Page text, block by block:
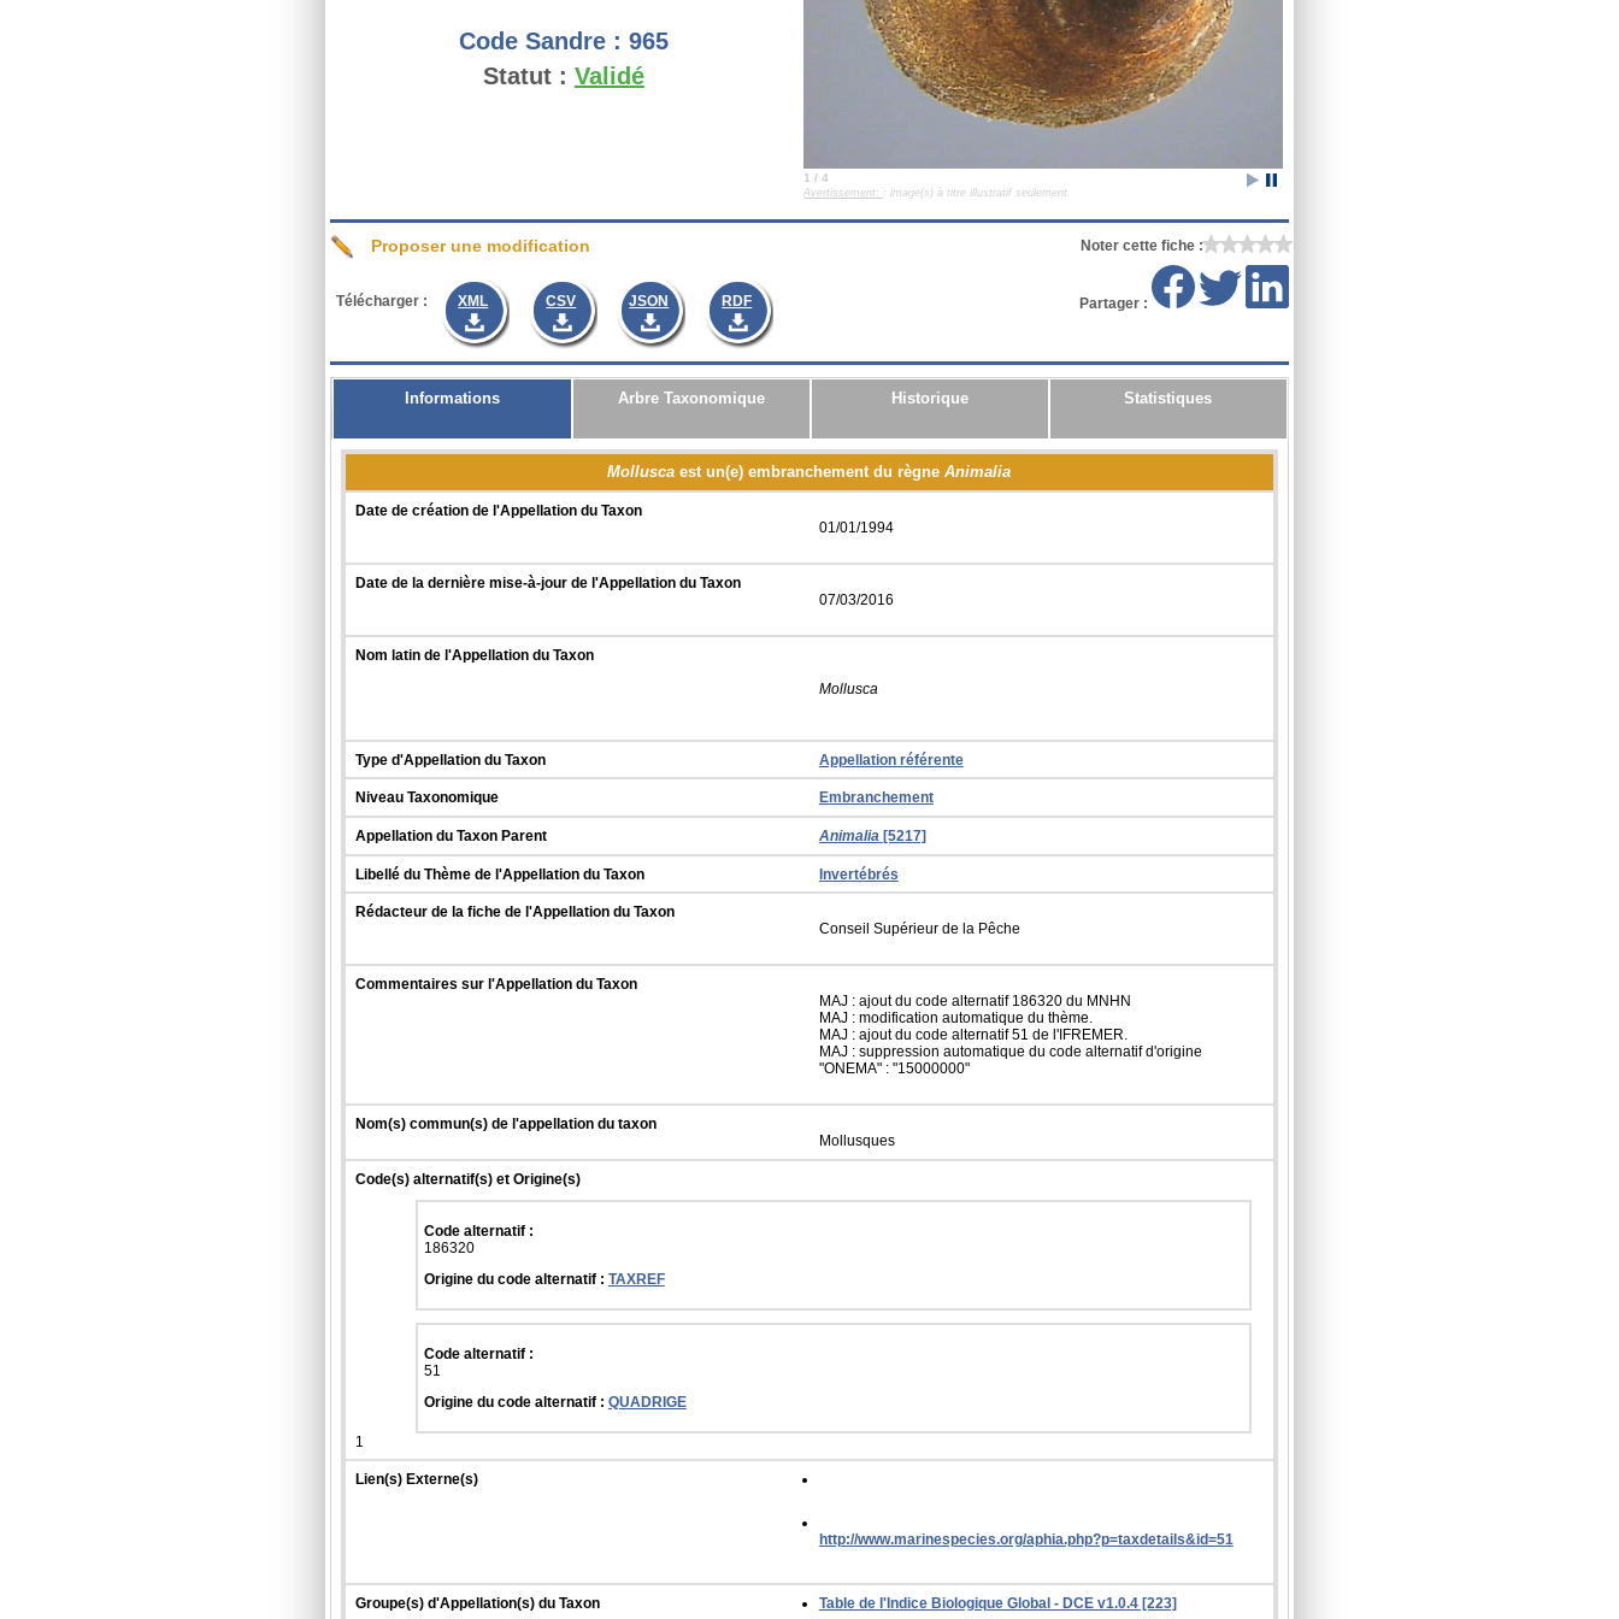
Code Sandre : 965
Statut : Validé
1 / 4
Avertissement: : image(s) à titre illustratif seulement.
Proposer une modification Noter cette fiche :
Partager :
Télécharger : XML CSV JSON RDF
Informations Arbre Taxonomique Historique Statistiques
Molluscaest un(e) embranchement du règneAnimalia
Date de création de l'Appellation du Taxon
01/01/1994
Date de la dernière mise-à-jour de l'Appellation du Taxon
07/03/2016
Nom latin de l'Appellation du Taxon
Mollusca
Type d'Appellation du Taxon Appellation référente
Niveau Taxonomique Embranchement
Appellation du Taxon Parent Animalia [5217]
Libellé du Thème de l'Appellation du Taxon Invertébrés
Rédacteur de la fiche de l'Appellation du Taxon
Conseil Supérieur de la Pêche
Commentaires sur l'Appellation du Taxon
MAJ : ajout du code alternatif 186320 du MNHN
MAJ : modification automatique du thème.
MAJ : ajout du code alternatif 51 de l'IFREMER.
MAJ : suppression automatique du code alternatif d'origine
"ONEMA" : "15000000"
Nom(s) commun(s) de l'appellation du taxon
Mollusques
Code(s) alternatif(s) et Origine(s)
Code alternatif :
186320
Origine du code alternatif : TAXREF
Code alternatif :
51
Origine du code alternatif : QUADRIGE
1
Lien(s) Externe(s)
http://www.marinespecies.org/aphia.php?p=taxdetails&id=51
Groupe(s) d'Appellation(s) du Taxon Table de l'Indice Biologique Global - DCE v1.0.4 [223]